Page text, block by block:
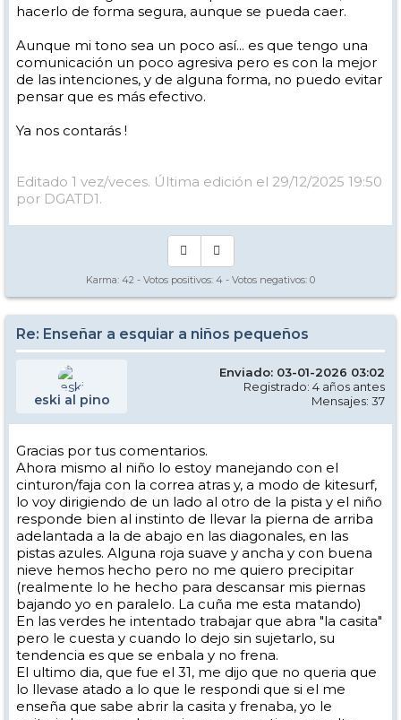
hacerlo de forma segura, aunque se pueda caer.
Aunque mi tono sea un poco así... es que tengo una
comunicación un poco agresiva pero es con la mejor
de las intenciones, y de alguna forma, no puedo evitar
pensar que es más efectivo.
Ya nos contarás !
Editado 1 vez/veces. Última edición el 29/12/2025 19:50
por DGATD1.
Karma: 42 - Votos positivos: 4 - Votos negativos: 0
Re: Enseñar a esquiar a niños pequeños
eski al pino
Enviado: 03-01-2026 03:02
Registrado: 4 años antes
Mensajes: 37
Gracias por tus comentarios.
Ahora mismo al niño lo estoy manejando con el
cinturon/faja con la correa atras y, a modo de kitesurf,
lo voy dirigiendo de un lado al otro de la pista y el niño
responde bien al instinto de llevar la pierna de arriba
adelantada a la de abajo en las diagonales, en las
pistas azules. Alguna roja suave y ancha y con buena
nieve hemos hecho pero no me quiero precipitar
(realmente lo he hecho para descansar mis piernas
bajando yo en paralelo. La cuña me esta matando)
En las verdes he intentado trabajar que abra "la casita"
pero le cuesta y cuando lo dejo sin sujetarlo, su
tendencia es que se enbala y no frena.
El ultimo dia, que fue el 31, me dijo que no queria que
lo llevase atado a lo que le respondi que si el me
enseña que sabe abrir la casita y frenaba, yo le